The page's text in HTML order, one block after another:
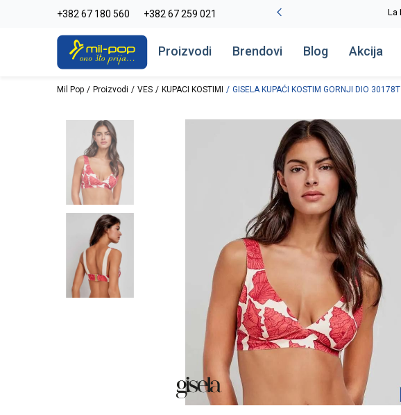
+382 67 180 560 +382 67 259 021
-20% na kompletan asortiman Pogledaj više
Proizvodi Brendovi Blog Akcija
Mil Pop Proizvodi VES KUPACI KOSTIMI GISELA KUPAĆI KOSTIM GORNJI DIO 30178T